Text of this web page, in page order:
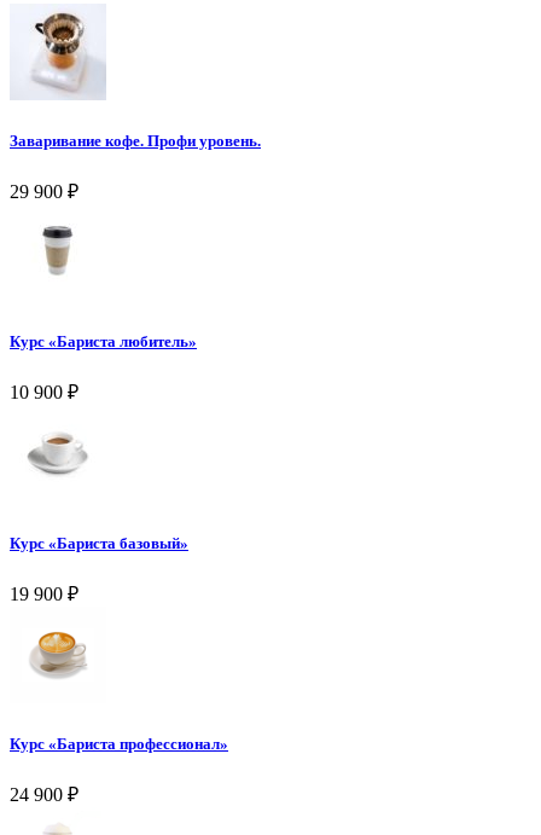
Заваривание кофе. Профи уровень.
29 900 ₽
Курс «Бариста любитель»
10 900 ₽
Курс «Бариста базовый»
19 900 ₽
Курс «Бариста профессионал»
24 900 ₽